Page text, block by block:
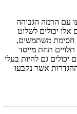
עם הרמה הגבוהה
יכולים לשלוט
חסימת משתמשים,
תחת מייסד
גם להיות בעלי
אשר נקבעו